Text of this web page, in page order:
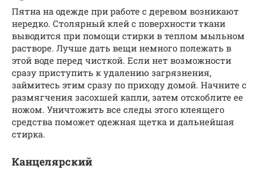
Пятна на одежде при работе с деревом возникают
нередко. Столярный клей с поверхности ткани
выводится при помощи стирки в теплом мыльном
растворе. Лучше дать вещи немного полежать в
этой воде перед чисткой. Если нет возможности
сразу приступить к удалению загрязнения,
займитесь этим сразу по приходу домой. Начните с
размягчения засохшей капли, затем отскоблите ее
ножом. Уничтожить все следы этого клеящего
средства поможет одежная щетка и дальнейшая
стирка.
Канцелярский